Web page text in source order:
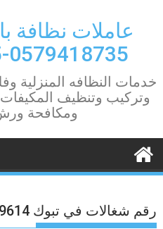
contentعاملات نظافة
0579418735-0549362075
خدمات النظافه المنزلية
وتركيب وتنظيف
ومكافحة
رقم شغالات في تبوك 0560279614